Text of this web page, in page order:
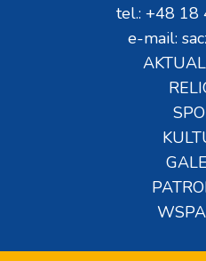
tel.: +48 18
e-mail: